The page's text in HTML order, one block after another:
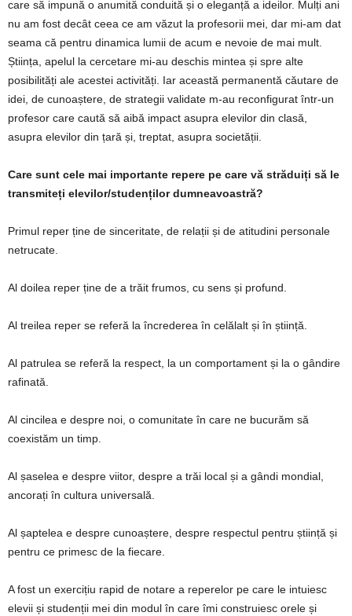
care să impună o anumită conduită și o eleganță a ideilor. Mulți ani
nu am fost decât ceea ce am văzut la profesorii mei, dar mi-am dat
seama că pentru dinamica lumii de acum e nevoie de mai mult.
Știința, apelul la cercetare mi-au deschis mintea și spre alte
posibilități ale acestei activități. Iar această permanentă căutare de
idei, de cunoaștere, de strategii validate m-au reconfigurat într-un
profesor care caută să aibă impact asupra elevilor din clasă,
asupra elevilor din țară și, treptat, asupra societății.
Care sunt cele mai importante repere pe care vă străduiți să le
transmiteți elevilor/studenților dumneavoastră?
Primul reper ține de sinceritate, de relații și de atitudini personale
netrucate.
Al doilea reper ține de a trăit frumos, cu sens și profund.
Al treilea reper se referă la încrederea în celălalt și în știință.
Al patrulea se referă la respect, la un comportament și la o gândire
rafinată.
Al cincilea e despre noi, o comunitate în care ne bucurăm să
coexistăm un timp.
Al șaselea e despre viitor, despre a trăi local și a gândi mondial,
ancorați în cultura universală.
Al șaptelea e despre cunoaștere, despre respectul pentru știință și
pentru ce primesc de la fiecare.
A fost un exercițiu rapid de notare a reperelor pe care le intuiesc
elevii și studenții mei din modul în care îmi construiesc orele și